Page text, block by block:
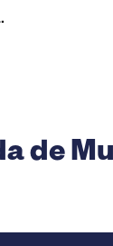
de